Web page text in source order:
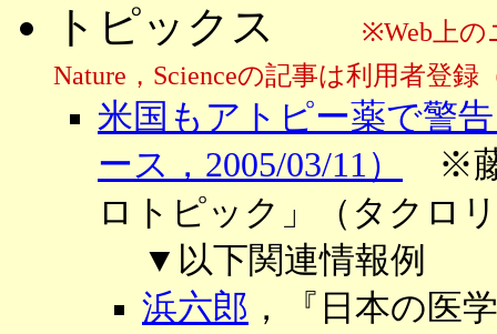
トピックス
※Web上の
Nature，Scienceの記事は利用者登
米国もアトピー薬で警
ース，2005/03/11）
※藤
ロトピック」（タクロ
▼以下関連情報例
浜六郎 ，『日本の医